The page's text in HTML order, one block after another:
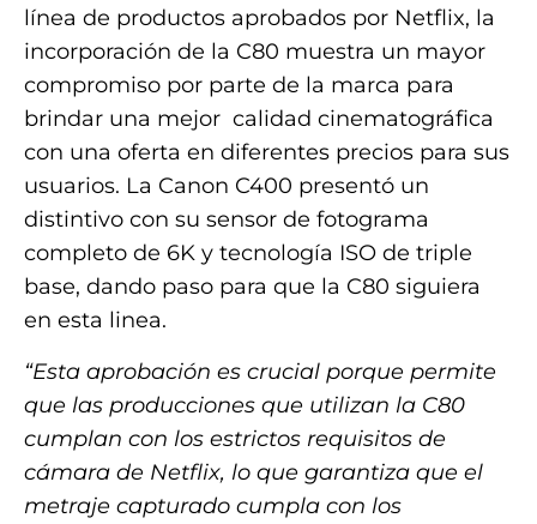
línea de productos aprobados por Netflix, la
incorporación de la C80 muestra un mayor
compromiso por parte de la marca para
brindar una mejor calidad cinematográfica
con una oferta en diferentes precios para sus
usuarios. La Canon C400 presentó un
distintivo con su sensor de fotograma
completo de 6K y tecnología ISO de triple
base, dando paso para que la C80 siguiera
en esta linea.
“Esta aprobación es crucial porque permite
que las producciones que utilizan la C80
cumplan con los estrictos requisitos de
cámara de Netflix, lo que garantiza que el
metraje capturado cumpla con los